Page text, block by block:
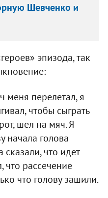
Шевченко и
эпизода, так
меня перелетал, я
чтобы сыграть
шел на мяч. Я
начала голова
сказали, что идет
что рассечение
что голову зашили.